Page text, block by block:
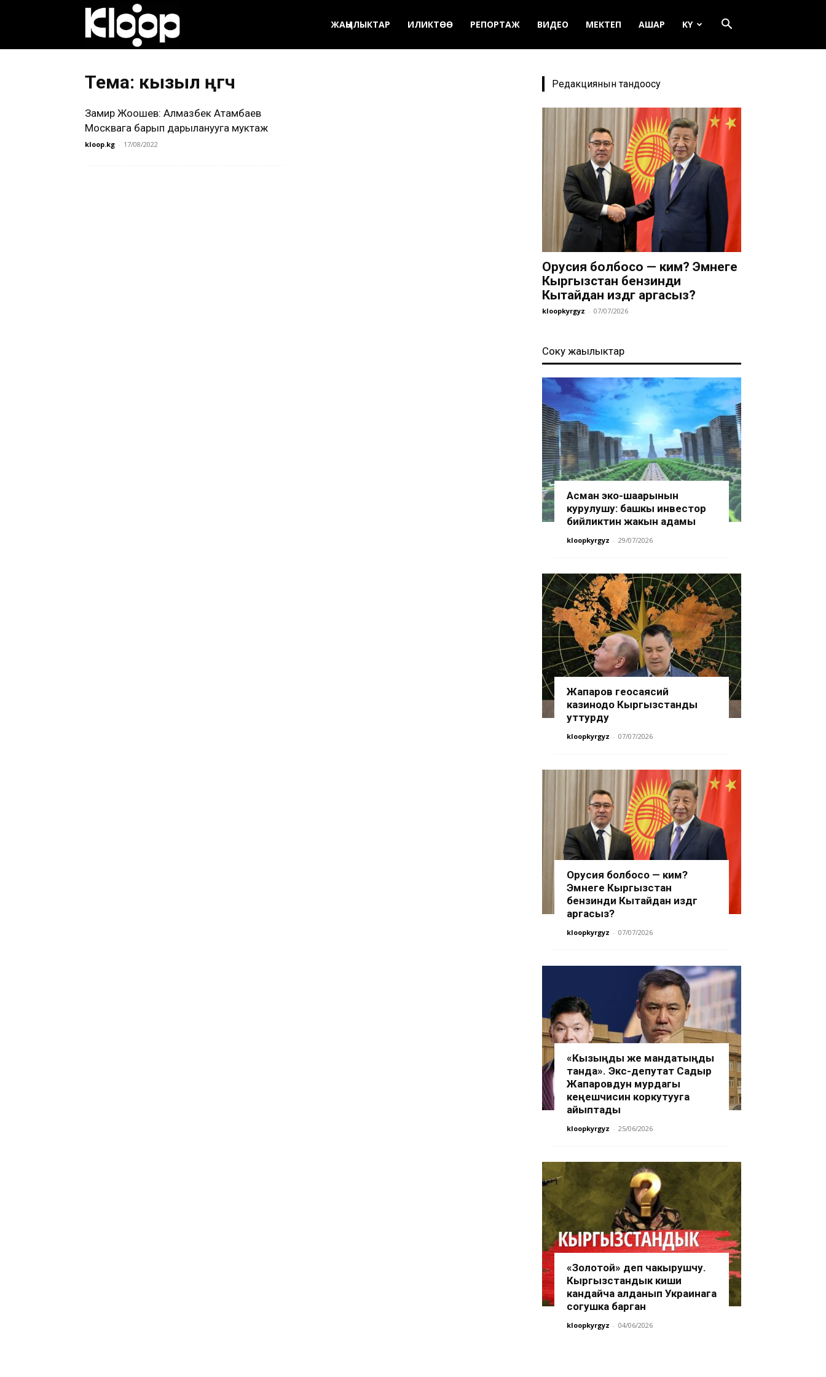
ЖАҢЫЛЫКТАР ИЛИКТӨӨ РЕПОРТАЖ ВИДЕО МЕКТЕП АШАР KY
Тема: кызыл өңгөч
Замир Жоошев: Алмазбек Атамбаев
Москвага барып дарыланууга муктаж
kloop.kg - 17/08/2022
Редакциянын тандоосу
Орусия болбосо — ким? Эмнеге
Кыргызстан бензинди
Кытайдан издөөгө аргасыз?
kloopkyrgyz - 07/07/2026
Соңку жаңылыктар
Асман эко-шаарынын
курулушу: башкы инвестор
бийликтин жакын адамы
kloopkyrgyz - 29/07/2026
Жапаров геосаясий
казинодо Кыргызстанды
уттурду
kloopkyrgyz - 07/07/2026
Орусия болбосо — ким?
Эмнеге Кыргызстан
бензинди Кытайдан издөөгө
аргасыз?
kloopkyrgyz - 07/07/2026
«Кызыңды же мандатыңды
танда». Экс-депутат Садыр
Жапаровдун мурдагы
кеңешчисин коркутууга
айыптады
kloopkyrgyz - 25/06/2026
«Золотой» деп чакырушчу.
Кыргызстандык киши
кандайча алданып Украинага
согушка барган
kloopkyrgyz - 04/06/2026